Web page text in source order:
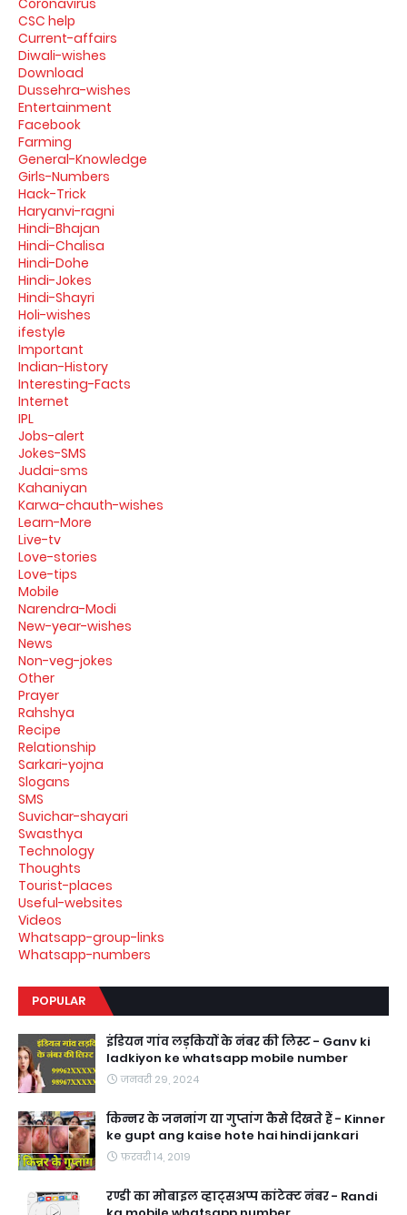
Coronavirus
CSC help
Current-affairs
Diwali-wishes
Download
Dussehra-wishes
Entertainment
Facebook
Farming
General-Knowledge
Girls-Numbers
Hack-Trick
Haryanvi-ragni
Hindi-Bhajan
Hindi-Chalisa
Hindi-Dohe
Hindi-Jokes
Hindi-Shayri
Holi-wishes
ifestyle
Important
Indian-History
Interesting-Facts
Internet
IPL
Jobs-alert
Jokes-SMS
Judai-sms
Kahaniyan
Karwa-chauth-wishes
Learn-More
Live-tv
Love-stories
Love-tips
Mobile
Narendra-Modi
New-year-wishes
News
Non-veg-jokes
Other
Prayer
Rahshya
Recipe
Relationship
Sarkari-yojna
Slogans
SMS
Suvichar-shayari
Swasthya
Technology
Thoughts
Tourist-places
Useful-websites
Videos
Whatsapp-group-links
Whatsapp-numbers
POPULAR
इंडियन गांव लड़कियों के नंबर की लिस्ट - Ganv ki
ladkiyon ke whatsapp mobile number
जनवरी 29, 2024
किन्नर के जननांग या गुप्तांग कैसे दिखते हैं - Kinner
ke gupt ang kaise hote hai hindi jankari
फ़रवरी 14, 2019
रण्डी का मोबाइल व्हाट्सअप्प कांटेक्ट नंबर - Randi